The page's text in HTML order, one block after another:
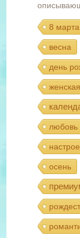
8 марта
весна
день
женская
любовь
осень